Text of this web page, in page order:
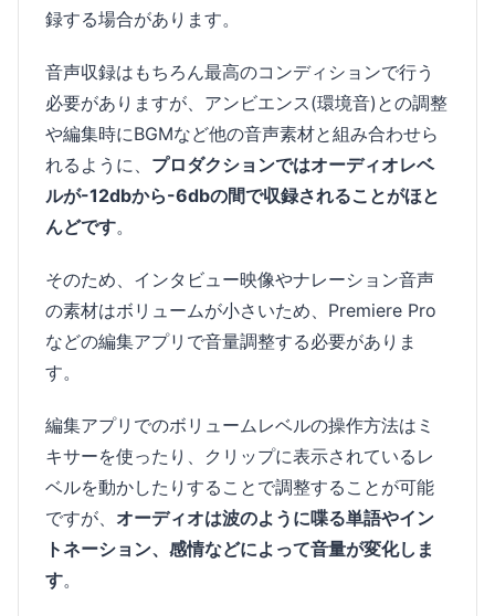
録する場合があります。
音声収録はもちろん最高のコンディションで行う
必要がありますが、アンビエンス(環境音)との調整
や編集時にBGMなど他の音声素材と組み合わせら
れるように、 プロダクションではオーディオレベ
ルが-12dbから-6dbの間で収録されることがほと
んどです。
そのため、インタビュー映像やナレーション音声
の素材はボリュームが小さいため、Premiere Pro
などの編集アプリで音量調整する必要がありま
す。
編集アプリでのボリュームレベルの操作方法はミ
キサーを使ったり、クリップに表示されているレ
ベルを動かしたりすることで調整することが可能
ですが、 オーディオは波のように喋る単語やイン
トネーション、感情などによって音量が変化しま
す。